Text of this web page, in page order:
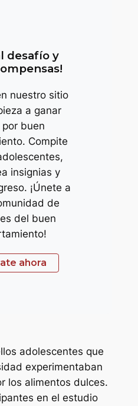
desafío y
nuestro sitio
a ganar
buen
Compite
insignias y
¡Únete a
de
del buen
ahora
adolescentes que
experimentaban
los alimentos dulces.
en el estudio